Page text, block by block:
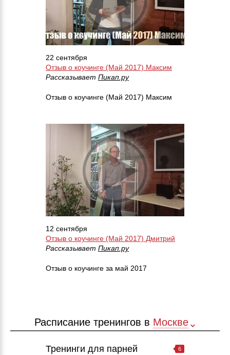
22 сентября
Отзыв о коучинге (Май 2017) Максим
Рассказывает Пикап.ру
Отзыв о коучинге (Май 2017) Максим
12 сентября
Отзыв о коучинге (Май 2017) Дмитрий
Рассказывает Пикап.ру
Отзыв о коучинге за май 2017
Расписание тренингов в Москве
Тренинги для парней 6